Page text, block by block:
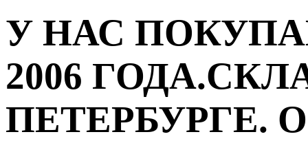
У НАС
2006
ПЕТЕРБУРГЕ.